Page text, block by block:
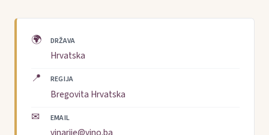
🌍 DRŽAVA
Hrvatska
📍 REGIJA
Bregovita Hrvatska
✉ EMAIL